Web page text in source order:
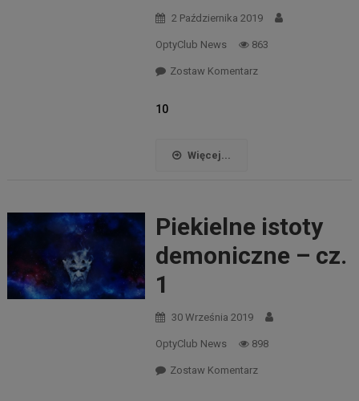
2 Października 2019
OptyClub News 863
Zostaw Komentarz
10
Więcej...
Piekielne istoty
demoniczne – cz.
1
30 Września 2019
OptyClub News 898
Zostaw Komentarz